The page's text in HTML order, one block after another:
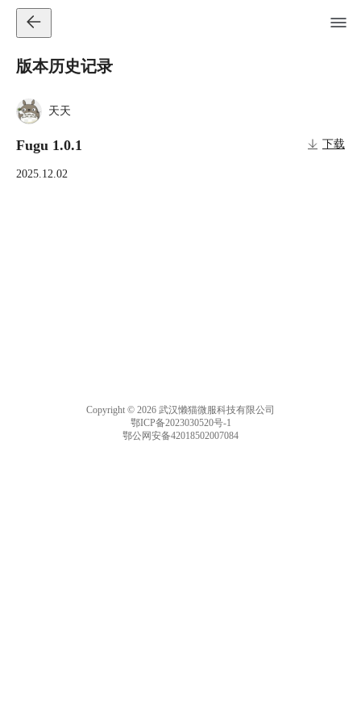
版本历史记录
天天
Fugu 1.0.1 下载
2025.12.02
Copyright © 2026 武汉懒猫微服科技有限公司
鄂ICP备2023030520号-1
鄂公网安备42018502007084